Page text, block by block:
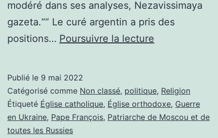
modéré dans ses analyses, Nezavissimaya
gazeta.“” Le curé argentin a pris des
positions… Poursuivre la lecture
FAIT
SENSATION
EN
Publié le 9 mai 2022
Catégorisé comme Non classé, politique, Religion
Étiqueté Église catholique, Église orthodoxe, Guerre
en Ukraine, Pape François, Patriarche de Moscou et de
toutes les Russies